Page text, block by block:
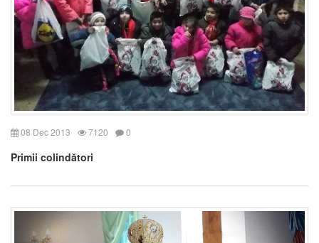
08 Dec 2013 7120 0
Primii colindători